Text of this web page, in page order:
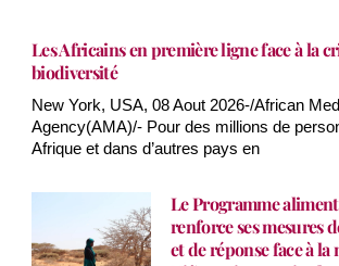
Les Africains en première ligne face à la
biodiversité
New York, USA, 08 Aout 2026-/African
Agency(AMA)/- Pour des millions de
Afrique et dans d’autres pays en
Le Programme
renforce ses mesures
et de réponse face à la